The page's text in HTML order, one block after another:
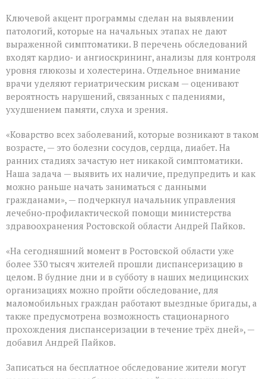
Ключевой акцент программы сделан на выявлении
патологий, которые на начальных этапах не дают
выраженной симптоматики. В перечень обследований
входят кардио‑ и ангиоскрининг, анализы для контроля
уровня глюкозы и холестерина. Отдельное внимание
врачи уделяют гериатрическим рискам — оценивают
вероятность нарушений, связанных с падениями,
ухудшением памяти, слуха и зрения.
«Коварство всех заболеваний, которые возникают в таком
возрасте, — это болезни сосудов, сердца, диабет. На
ранних стадиях зачастую нет никакой симптоматики.
Наша задача — выявить их наличие, предупредить и как
можно раньше начать заниматься с данными
гражданами», — подчеркнул начальник управления
лечебно‑профилактической помощи министерства
здравоохранения Ростовской области Андрей Пайков.
«На сегодняшний момент в Ростовской области уже
более 330 тысяч жителей прошли диспансеризацию в
целом. В будние дни и в субботу в наших медицинских
организациях можно пройти обследование, для
маломобильных граждан работают выездные бригады, а
также предусмотрена возможность стационарного
прохождения диспансеризации в течение трёх дней», —
добавил Андрей Пайков.
Записаться на бесплатное обследование жители могут